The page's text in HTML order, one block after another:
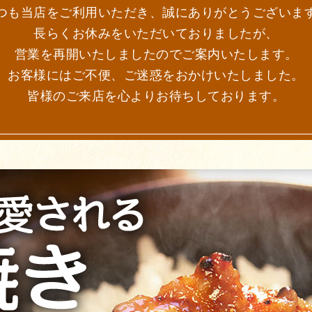
も当店をご利用いただき、誠にありがとうございま
長らくお休みをいただいておりましたが、
営業を再開いたしましたのでご案内いたします。
お客様にはご不便、ご迷惑をおかけいたしました。
皆様のご来店を心よりお待ちしております。